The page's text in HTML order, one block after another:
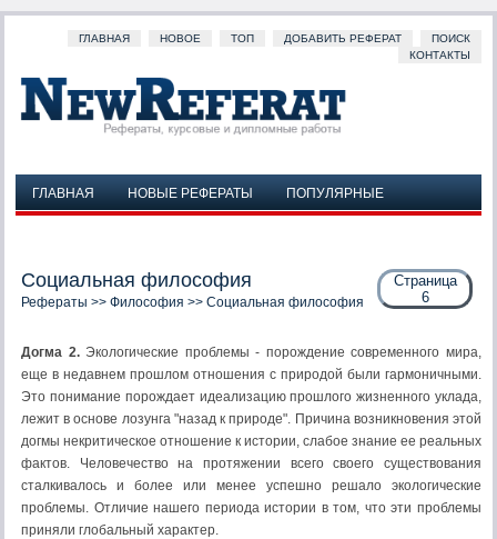
ГЛАВНАЯ НОВОЕ ТОП ДОБАВИТЬ РЕФЕРАТ
ПОИСК
КОНТАКТЫ
ГЛАВНАЯ НОВЫЕ РЕФЕРАТЫ
ПОПУЛЯРНЫЕ
Страница
6
Социальная философия
Рефераты >> Философия >> Социальная философия
Догма 2.Экологические проблемы - порождение современного мира,
еще в недавнем прошлом отношения с природой были гармоничными.
Это понимание порождает идеализацию прошлого жизненного уклада,
лежит в основе лозунга "назад к природе". Причина возникновения этой
догмы некритическое отношение к истории, слабое знание ее реальных
фактов. Человечество на протяжении всего своего существования
сталкивалось и более или менее успешно решало экологические
проблемы. Отличие нашего периода истории в том, что эти проблемы
приняли глобальный характер.